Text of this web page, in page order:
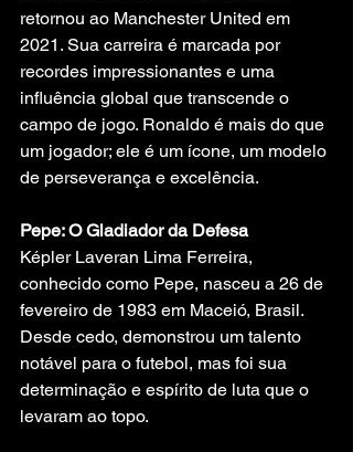
retornou ao Manchester United em
2021. Sua carreira é marcada por
recordes impressionantes e uma
influência global que transcende o
campo de jogo. Ronaldo é mais do que
um jogador; ele é um ícone, um modelo
de perseverança e excelência.
Pepe: O Gladiador da Defesa
Képler Laveran Lima Ferreira,
conhecido como Pepe, nasceu a 26 de
fevereiro de 1983 em Maceió, Brasil.
Desde cedo, demonstrou um talento
notável para o futebol, mas foi sua
determinação e espírito de luta que o
levaram ao topo.